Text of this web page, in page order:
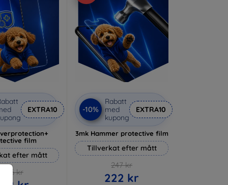
EXTRA10
film
efter mått
236 kr
-10%
Rabatt
med
kupong
EXTRA10
3mk Hammer protective film
Tillverkat efter mått
247 kr
222 kr